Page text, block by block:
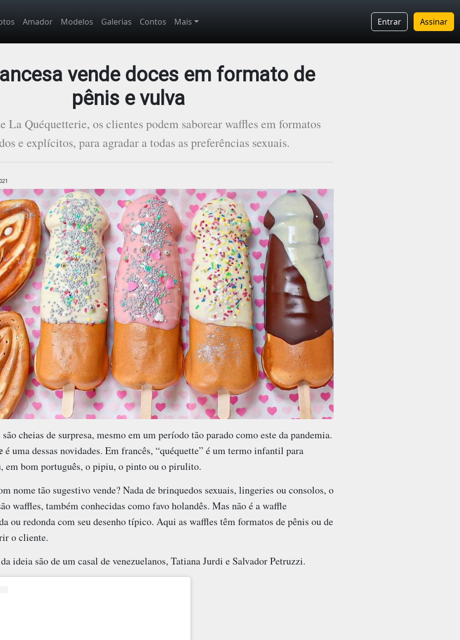
Amador Modelos Galerias Contos Mais Entrar Assinar
vende doces em formato de
pênis e vulva
La Quéquetterie, os clientes podem saborear waffles em formatos
e explícitos, para agradar a todas as preferências sexuais.
cheias de surpresa, mesmo em um período tão parado como este da pandemia.
é uma dessas novidades. Em francês, “quéquette” é um termo infantil para
em bom português, o pipiu, o pinto ou o pirulito.
nome tão sugestivo vende? Nada de brinquedos sexuais, lingeries ou consolos, o
waffles, também conhecidas como favo holandês. Mas não é a waffle
ou redonda com seu desenho típico. Aqui as waffles têm formatos de pênis ou de
o cliente.
ideia são de um casal de venezuelanos, Tatiana Jurdi e Salvador Petruzzi.